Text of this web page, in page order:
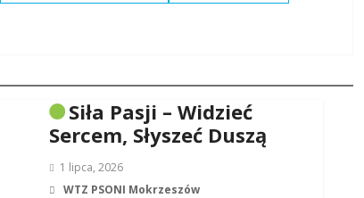
Siła Pasji – Widzieć
Sercem, Słyszeć Duszą
1 lipca, 2026
WTZ PSONI Mokrzeszów